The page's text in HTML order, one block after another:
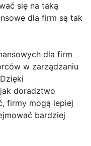
się na taką
dla firm są tak
dla firm
w zarządzaniu
doradztwo
firmy mogą lepiej
bardziej